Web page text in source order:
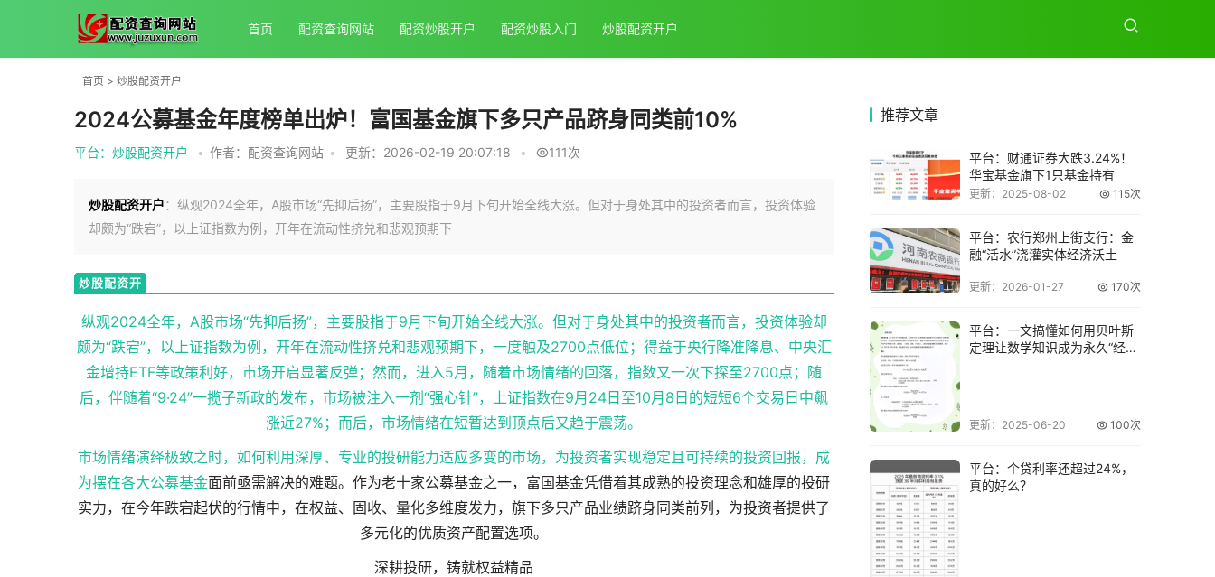
首页 配资查询网站 配资炒股开户 配资炒股入门 炒股配资开户
首页 > 炒股配资开户
2024公募基金年度榜单出炉！富国基金旗下多只产品跻身同类前10%
平台：炒股配资开户 • 作者：配资查询网站 • 更新：2026-02-19 20:07:18 • 111次
炒股配资开户：纵观2024全年，A股市场“先抑后扬”，主要股指于9月下旬开始全线大涨。但对于身处其中的投资者而言，投资体验
却颇为“跌宕”，以上证指数为例，开年在流动性挤兑和悲观预期下
炒股配资开
纵观2024全年，A股市场“先抑后扬”，主要股指于9月下旬开始全线大涨。但对于身处其中的投资者而言，投资体验却
颇为“跌宕”，以上证指数为例，开年在流动性挤兑和悲观预期下，一度触及2700点低位；得益于央行降准降息、中央汇
金增持ETF等政策利好，市场开启显著反弹；然而，进入5月，随着市场情绪的回落，指数又一次下探至2700点；随
后，伴随着“9·24”一揽子新政的发布，市场被注入一剂“强心针”，上证指数在9月24日至10月8日的短短6个交易日中飙
涨近27%；而后，市场情绪在短暂达到顶点后又趋于震荡。
市场情绪演绎极致之时，如何利用深厚、专业的投研能力适应多变的市场，为投资者实现稳定且可持续的投资回报，成
为摆在各大公募基金面前亟需解决的难题。作为老十家公募基金之一，富国基金凭借着其成熟的投资理念和雄厚的投研
实力，在今年跌宕起伏的行情中，在权益、固收、量化多维度发力，旗下多只产品业绩跻身同类前列，为投资者提供了
多元化的优质资产配置选项。
深耕投研，铸就权益精品
推荐文章
平台：财通证券大跌3.24%！
华宝基金旗下1只基金持有
更新：2025-08-02 115次
平台：农行郑州上街支行：金
融“活水”浇灌实体经济沃土
更新：2026-01-27 170次
平台：一文搞懂如何用贝叶斯
定理让数学知识成为永久“经
更新：2025-06-20 100次
平台：个贷利率还超过24%，
真的好么？